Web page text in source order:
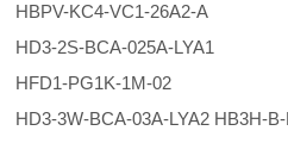
HBPV-KC4-VC1-26A2-A
HD3-2S-BCA-025A-LYA1
HFD1-PG1K-1M-02
HD3-3W-BCA-03A-LYA2 HB3H-